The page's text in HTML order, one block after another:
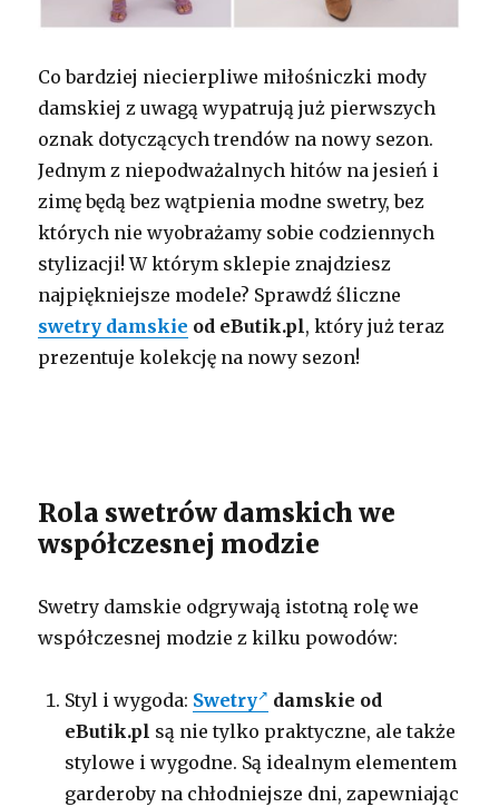
Co bardziej niecierpliwe miłośniczki mody
damskiej z uwagą wypatrują już pierwszych
oznak dotyczących trendów na nowy sezon.
Jednym z niepodważalnych hitów na jesień i
zimę będą bez wątpienia modne swetry, bez
których nie wyobrażamy sobie codziennych
stylizacji! W którym sklepie znajdziesz
najpiękniejsze modele? Sprawdź śliczne
swetry damskie od eButik.pl, który już teraz
prezentuje kolekcję na nowy sezon!
Rola swetrów damskich we
współczesnej modzie
Swetry damskie odgrywają istotną rolę we
współczesnej modzie z kilku powodów:
Styl i wygoda: Swetry damskie od
eButik.pl są nie tylko praktyczne, ale także
stylowe i wygodne. Są idealnym elementem
garderoby na chłodniejsze dni, zapewniając